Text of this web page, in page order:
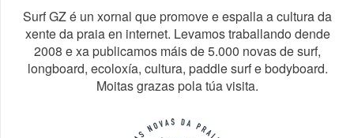
Surf GZ é un xornal que promove e espalla a cultura da
xente da praia en internet. Levamos traballando dende
2008 e xa publicamos máis de 5.000 novas de surf,
longboard, ecoloxía, cultura, paddle surf e bodyboard.
Moitas grazas pola túa visita.